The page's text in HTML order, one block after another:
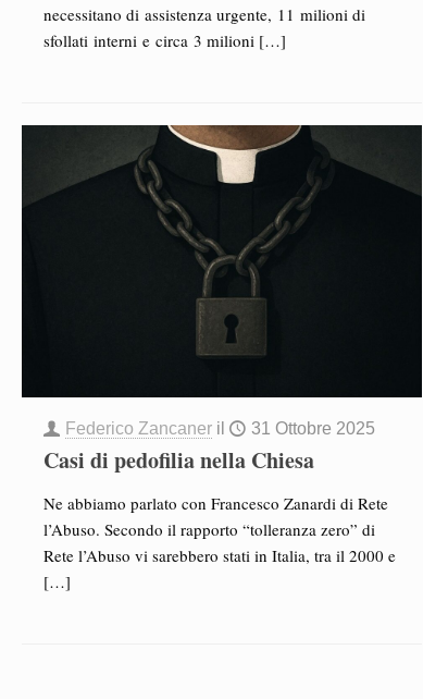
necessitano di assistenza urgente, 11 milioni di
sfollati interni e circa 3 milioni[…]
Federico Zancaner il 31 Ottobre 2025
Casi di pedofilia nella Chiesa
Ne abbiamo parlato con Francesco Zanardi di Rete
l’Abuso. Secondo il rapporto “tolleranza zero” di
Rete l’Abuso vi sarebbero stati in Italia, tra il 2000 e
[…]